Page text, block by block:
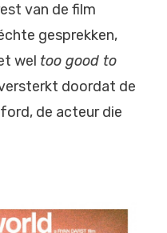
van de film
gesprekken,
wel too good to
doordat de
de acteur die